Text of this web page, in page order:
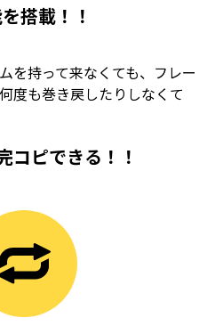
搭載！！
を持って来なくても、フレー
度も巻き戻したりしなくて
コピできる！！